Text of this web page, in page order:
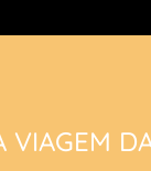
VIAGEM